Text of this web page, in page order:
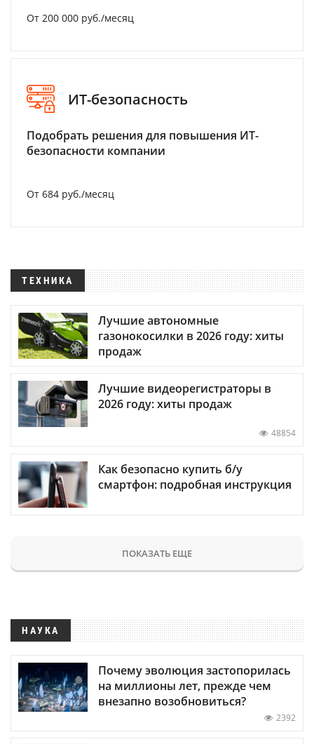
От 200 000 руб./месяц
ИТ-безопасность
Подобрать решения для повышения ИТ-
безопасности компании
От 684 руб./месяц
ТЕХНИКА
Лучшие автономные
газонокосилки в 2026 году: хиты
продаж
Лучшие видеорегистраторы в
2026 году: хиты продаж
48854
Как безопасно купить б/у
смартфон: подробная инструкция
ПОКАЗАТЬ ЕЩЕ
НАУКА
Почему эволюция застопорилась
на миллионы лет, прежде чем
внезапно возобновиться?
2392